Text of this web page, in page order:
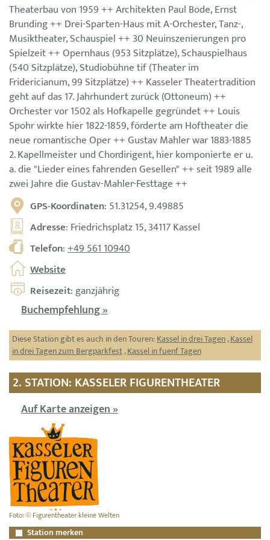
Theaterbau von 1959 ++ Architekten Paul Bode, Ernst
Brunding ++ Drei-Sparten-Haus mit A-Orchester, Tanz-,
Musiktheater, Schauspiel ++ 30 Neuinszenierungen pro
Spielzeit ++ Opernhaus (953 Sitzplätze), Schauspielhaus
(540 Sitzplätze), Studiobühne tif (Theater im
Fridericianum, 99 Sitzplätze) ++ Kasseler Theatertradition
geht auf das 17. Jahrhundert zurück (Ottoneum) ++
Orchester vor 1502 als Hofkapelle gegründet ++ Louis
Spohr wirkte hier 1822-1859, förderte am Hoftheater die
neue romantische Oper ++ Gustav Mahler war 1883-1885
2. Kapellmeister und Chordirigent, hier komponierte er u.
a. die "Lieder eines fahrenden Gesellen" ++ seit 1989 alle
zwei Jahre die Gustav-Mahler-Festtage ++
GPS-Koordinaten: 51.31254, 9.49885
Adresse: Friedrichsplatz 15, 34117 Kassel
Telefon:+49 561 10940
Website
Reisezeit: ganzjährig
Buchempfehlung »
Diese Station gibt es auch in den Touren:Kassel in drei Tagen,Kassel
in drei Tagen zum Bergparkfest,Kassel in fuenf Tagen
2. STATION: KASSELER FIGURENTHEATER
Auf Karte anzeigen »
Foto: © Figurentheater kleine Welten
Station merken